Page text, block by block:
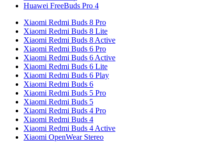
Huawei FreeBuds Pro 4
Xiaomi Redmi Buds 8 Pro
Xiaomi Redmi Buds 8 Lite
Xiaomi Redmi Buds 8 Active
Xiaomi Redmi Buds 6 Pro
Xiaomi Redmi Buds 6 Active
Xiaomi Redmi Buds 6 Lite
Xiaomi Redmi Buds 6 Play
Xiaomi Redmi Buds 6
Xiaomi Redmi Buds 5 Pro
Xiaomi Redmi Buds 5
Xiaomi Redmi Buds 4 Pro
Xiaomi Redmi Buds 4
Xiaomi Redmi Buds 4 Active
Xiaomi OpenWear Stereo